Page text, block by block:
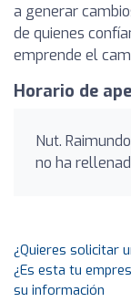
a generar
de quienes
emprende el
Horario de
Nut.
no ha
¿Quieres solicitar
¿Es esta tu
su información